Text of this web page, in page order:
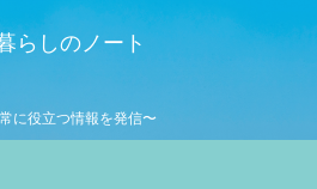
らしのノート
に役立つ情報を発信〜